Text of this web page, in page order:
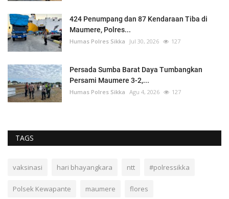
424 Penumpang dan 87 Kendaraan Tiba di
Maumere, Polres...
Humas Polres Sikka Jul 30, 2026 127
Persada Sumba Barat Daya Tumbangkan
Persami Maumere 3-2,...
Humas Polres Sikka Agu 4, 2026 127
TAGS
vaksinasi hari bhayangkara ntt #polressikka
Polsek Kewapante maumere flores